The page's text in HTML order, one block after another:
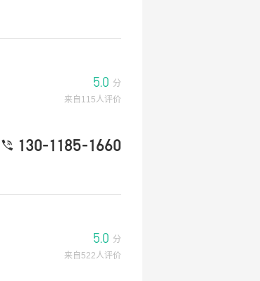
5.0 分
来自115人评价
130-1185-1660
5.0 分
来自522人评价